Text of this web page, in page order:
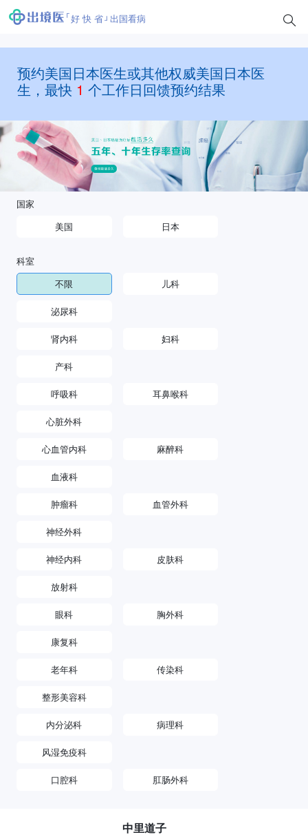
好 快 省 出国看病
预约美国日本医生或其他权威美国日本医
生，最快 1 个工作日回馈预约结果
国家
美国
日本
科室
不限
儿科
泌尿科
肾内科 妇科
产科
呼吸科 耳鼻喉科
心脏外科
心血管内科 麻醉科
血液科
肿瘤科 血管外科
神经外科
神经内科 皮肤科
放射科
眼科 胸外科
康复科
老年科 传染科
整形美容科
内分泌科 病理科
风湿免疫科
口腔科 肛肠外科
中里道子